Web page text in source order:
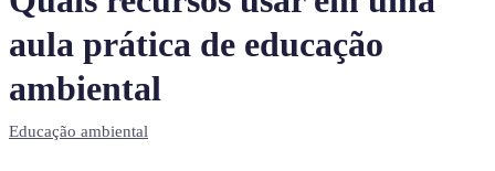
aula prática de educação
ambiental
Educação ambiental